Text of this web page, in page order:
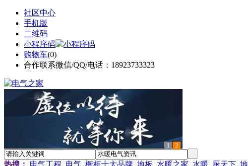
社区中心
手机版
二维码
小程序码
购物车(0)
合作联系微信/QQ/电话：18923733323
1 2
热搜： 电气工程 电气 橱柜十大品牌 地板 水暖之家 水暖 厨天下